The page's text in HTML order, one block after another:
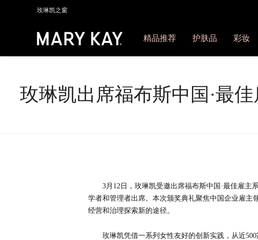
玫琳凯之窗
精品推荐 护肤品 彩妆
玫琳凯出席福布斯中国·最
3月12日，玫琳凯受邀出席福布斯中国·最佳雇主
学者和管理者出席。本次颁奖典礼聚焦中国企业雇主
经营和治理探索新的途径。
玫琳凯凭借一系列女性友好的创新实践，从近